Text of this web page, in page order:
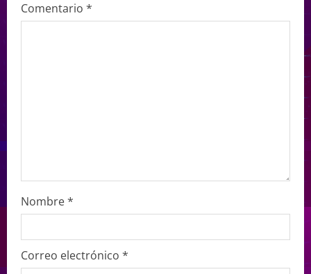
Comentario *
Nombre*
Correo electrónico *